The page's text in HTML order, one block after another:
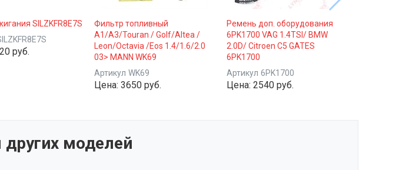
SILZKFR8E7S
руб.
Фильтр топливный
A1/A3/Touran / Golf/Altea /
Leon/Octavia /Eos 1.4/1.6/2.0
03> MANN WK69
Артикул WK69
Цена: 3650 руб.
Ремень доп. оборудования
6PK1700 VAG 1.4TSI/ BMW
2.0D/ Citroen C5 GATES
6PK1700
Артикул 6PK1700
Цена: 2540 руб.
других моделей